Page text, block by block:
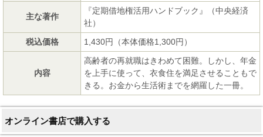
主な著作
『定期借地権活用ハンドブック』（中央経済
社）
税込価格
1,430円（本体価格1,300円）
内容
高齢者の再就職はきわめて困難。しかし、年金
を上手に使って、衣食住を満足させることもで
きる。お金から生活術までを網羅した一冊。
オンライン書店で購入する